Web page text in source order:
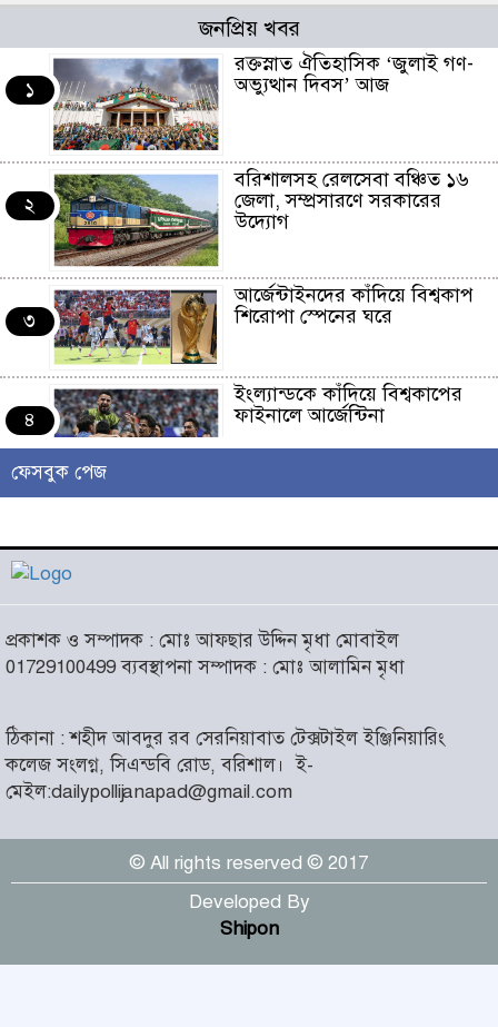
জনপ্রিয় খবর
১
রক্তস্নাত ঐতিহাসিক ‌‘জুলাই গণ-
অভ্যুত্থান দিবস’ আজ
২
বরিশালসহ রেলসেবা বঞ্চিত ১৬
জেলা, সম্প্রসারণে সরকারের
উদ্যোগ
৩
আর্জেন্টাইনদের কাঁদিয়ে বিশ্বকাপ
শিরোপা স্পেনের ঘরে
৪
ইংল্যান্ডকে কাঁদিয়ে বিশ্বকাপের
ফাইনালে আর্জেন্টিনা
৫
চরমোনাই
৬
আসন্ন বাকেরগঞ্জ পৌর নির্বাচনে
নারী কাউন্সিলর পদে দোয়া চাইলেন
বিএমএসএফ নেত্রী সাবরিনা
৭
‘ইসরাইলি সেনাবাহিনী ধ্বংসের
দ্বারপ্রান্তে’ : ইরানের হামলায়
এশিয়ায় ১৩ মার্কিন ঘাঁটি ধ্বংস
দৌলতদিয়ায় বাস ডুবি : ২৪ জনের
মরদেহ উদ্ধার, অনেকেই নিখোঁজ
ফেসবুক পেজ
প্রকাশক ও সম্পাদক : মোঃ আফছার উদ্দিন মৃধা মোবাইল
01729100499 ব্যবস্থাপনা সম্পাদক : মোঃ আলামিন মৃধা
ঠিকানা : শহীদ আবদুর রব সেরনিয়াবাত টেক্সটাইল ইঞ্জিনিয়ারিং
কলেজ সংলগ্ন, সিএন্ডবি রোড, বরিশাল।ই-
মেইল:dailypollijanapad@gmail.com
© All rights reserved © 2017
Developed By
Shipon